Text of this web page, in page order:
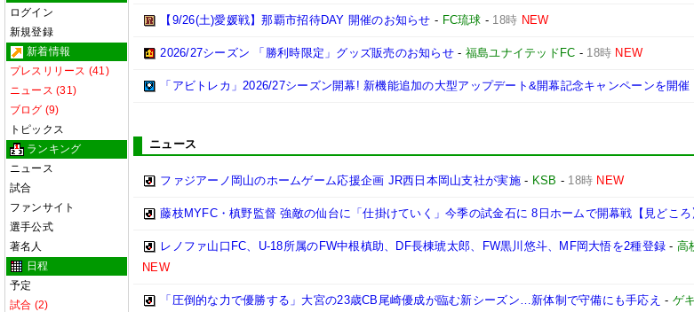
ログイン
新規登録
新着情報
プレスリリース (41)
ニュース (31)
ブログ (9)
トピックス
ランキング
ニュース
試合
ファンサイト
選手公式
著名人
日程
予定
試合 (2)
【9/26(土)愛媛戦】那覇市招待DAY 開催のお知らせ - FC琉球 - 18時 NEW
2026/27シーズン 「勝利時限定」グッズ販売のお知らせ - 福島ユナイテッドFC - 18時 NEW
「アビトレカ」2026/27シーズン開幕! 新機能追加の大型アップデート&開幕記念キャンペーンを開催
ニュース
ファジアーノ岡山のホームゲーム応援企画 JR西日本岡山支社が実施- KSB - 18時 NEW
藤枝MYFC・槙野監督 強敵の仙台に「仕掛けていく」今季の試金石に 8日ホームで開幕戦【見どころ
レノファ山口FC、U-18所属のFW中根槙助、DF長棟琥太郎、FW黒川悠斗、MF岡大悟を2種登録 - 高
NEW
「圧倒的な力で優勝する」大宮の23歳CB尾崎優成が臨む新シーズン…新体制で守備にも手応え - ゲ